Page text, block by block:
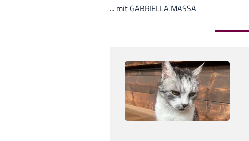
... mit GABRIELLA MASSA